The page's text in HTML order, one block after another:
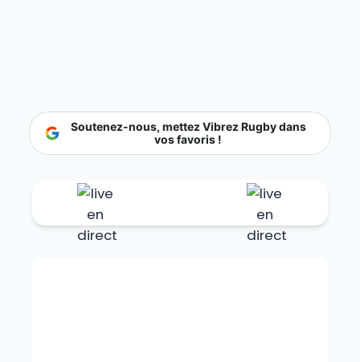
Soutenez-nous, mettez Vibrez Rugby dans
vos favoris !